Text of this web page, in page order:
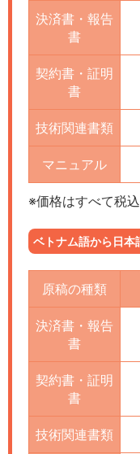
決済書・報告
書
契約書・証明
書
技術関連書類
マニュアル
※価格はすべて税込
ベトナム語から日本
原稿の種類
決済書・報告
書
契約書・証明
書
技術関連書類